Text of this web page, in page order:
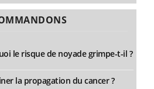
le risque de noyade grimpe-t-il ?
la propagation du cancer ?